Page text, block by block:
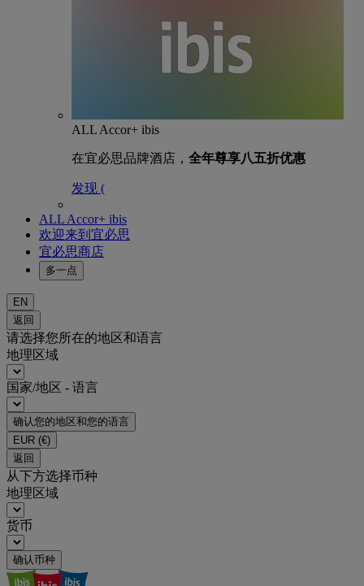
ALL Accor+ ibis
在宜必思品牌酒店， 全年尊享八五折优惠
发现 (
ALL Accor+ ibis
欢迎来到宜必思
宜必思商店
多一点
EN
返回
请选择您所在的地区和语言
地理区域
国家/地区 - 语言
确认您的地区和您的语言
EUR (€)
返回
从下方选择币种
地理区域
货币
确认币种